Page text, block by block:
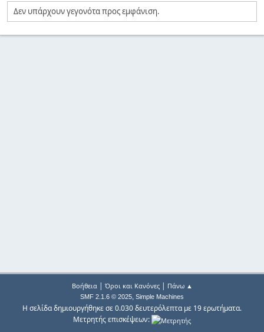
Δεν υπάρχουν γεγονότα προς εμφάνιση.
Βοήθεια| Όροι και Κανόνες| Πάνω ▲
SMF 2.1.6 © 2025, Simple Machines
Η σελίδα δημιουργήθηκε σε 0.030 δευτερόλεπτα με 19 ερωτήματα.
Μετρητής επισκέψεων: